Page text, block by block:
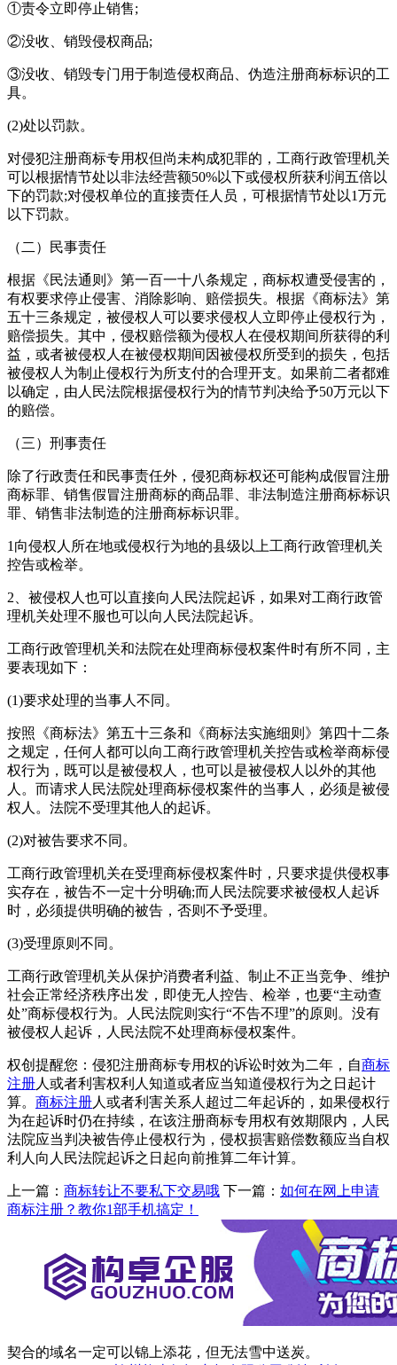
①责令立即停止销售;
②没收、销毁侵权商品;
③没收、销毁专门用于制造侵权商品、伪造注册商标标识的工
具。
(2)处以罚款。
对侵犯注册商标专用权但尚未构成犯罪的，工商行政管理机关
可以根据情节处以非法经营额50%以下或侵权所获利润五倍以
下的罚款;对侵权单位的直接责任人员，可根据情节处以1万元
以下罚款。
（二）民事责任
根据《民法通则》第一百一十八条规定，商标权遭受侵害的，
有权要求停止侵害、消除影响、赔偿损失。根据《商标法》第
五十三条规定，被侵权人可以要求侵权人立即停止侵权行为，
赔偿损失。其中，侵权赔偿额为侵权人在侵权期间所获得的利
益，或者被侵权人在被侵权期间因被侵权所受到的损失，包括
被侵权人为制止侵权行为所支付的合理开支。如果前二者都难
以确定，由人民法院根据侵权行为的情节判决给予50万元以下
的赔偿。
（三）刑事责任
除了行政责任和民事责任外，侵犯商标权还可能构成假冒注册
商标罪、销售假冒注册商标的商品罪、非法制造注册商标标识
罪、销售非法制造的注册商标标识罪。
1向侵权人所在地或侵权行为地的县级以上工商行政管理机关
控告或检举。
2、被侵权人也可以直接向人民法院起诉，如果对工商行政管
理机关处理不服也可以向人民法院起诉。
工商行政管理机关和法院在处理商标侵权案件时有所不同，主
要表现如下：
(1)要求处理的当事人不同。
按照《商标法》第五十三条和《商标法实施细则》第四十二条
之规定，任何人都可以向工商行政管理机关控告或检举商标侵
权行为，既可以是被侵权人，也可以是被侵权人以外的其他
人。而请求人民法院处理商标侵权案件的当事人，必须是被侵
权人。法院不受理其他人的起诉。
(2)对被告要求不同。
工商行政管理机关在受理商标侵权案件时，只要求提供侵权事
实存在，被告不一定十分明确;而人民法院要求被侵权人起诉
时，必须提供明确的被告，否则不予受理。
(3)受理原则不同。
工商行政管理机关从保护消费者利益、制止不正当竞争、维护
社会正常经济秩序出发，即使无人控告、检举，也要“主动查
处”商标侵权行为。人民法院则实行“不告不理”的原则。没有
被侵权人起诉，人民法院不处理商标侵权案件。
权创提醒您：侵犯注册商标专用权的诉讼时效为二年，自商标
注册人或者利害权利人知道或者应当知道侵权行为之日起计
算。 商标注册人或者利害关系人超过二年起诉的，如果侵权行
为在起诉时仍在持续，在该注册商标专用权有效期限内，人民
法院应当判决被告停止侵权行为，侵权损害赔偿数额应当自权
利人向人民法院起诉之日起向前推算二年计算。
上一篇： 商标转让不要私下交易哦 下一篇： 如何在网上申请
商标注册？教你1部手机搞定！
契合的域名一定可以锦上添花，但无法雪中送炭。